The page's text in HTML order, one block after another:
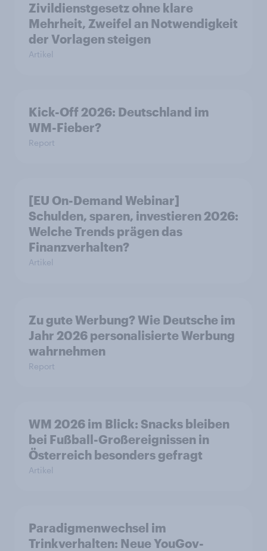
Zivildienstgesetz ohne klare
Mehrheit, Zweifel an Notwendigkeit
der Vorlagen steigen
Artikel
Kick-Off 2026: Deutschland im
WM-Fieber?
Report
[EU On-Demand Webinar]
Schulden, sparen, investieren 2026:
Welche Trends prägen das
Finanzverhalten?
Artikel
Zu gute Werbung? Wie Deutsche im
Jahr 2026 personalisierte Werbung
wahrnehmen
Report
WM 2026 im Blick: Snacks bleiben
bei Fußball-Großereignissen in
Österreich besonders gefragt
Artikel
Paradigmenwechsel im
Trinkverhalten: Neue YouGov-